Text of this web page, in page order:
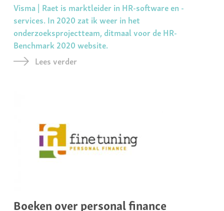
Visma | Raet is marktleider in HR-software en -
services. In 2020 zat ik weer in het
onderzoeksprojectteam, ditmaal voor de HR-
Benchmark 2020 website.
Lees verder
Boeken over personal finance